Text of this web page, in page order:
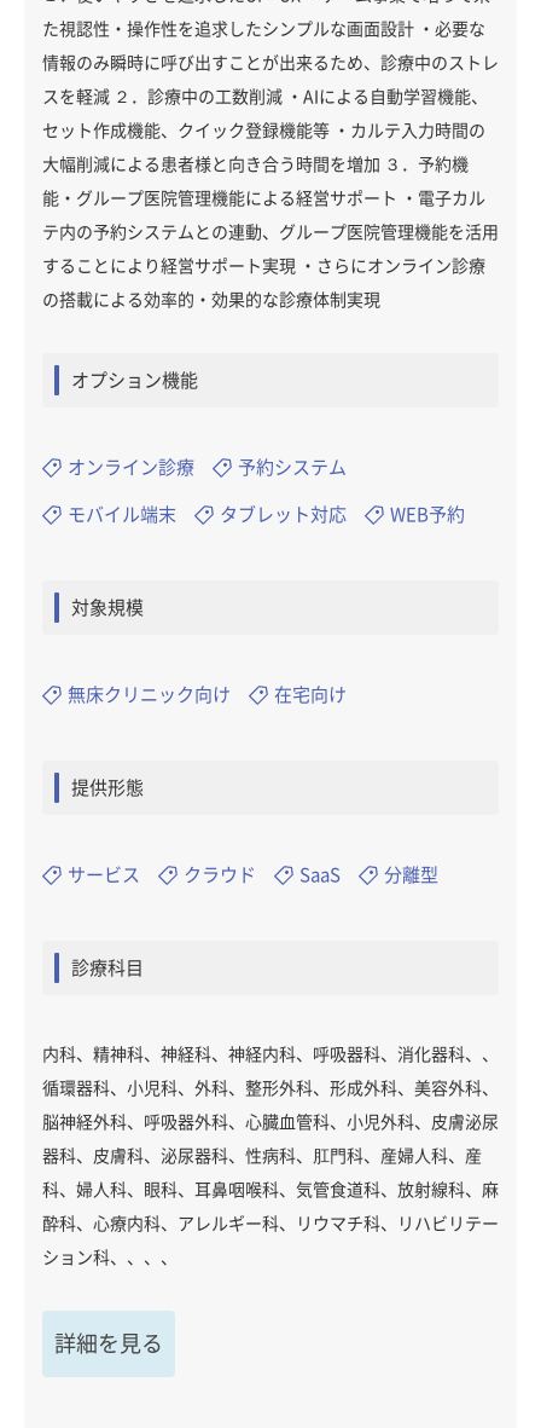
た視認性・操作性を追求したシンプルな画面設計 ・必要な
情報のみ瞬時に呼び出すことが出来るため、診療中のストレ
スを軽減 ２．診療中の工数削減 ・AIによる自動学習機能、
セット作成機能、クイック登録機能等 ・カルテ入力時間の
大幅削減による患者様と向き合う時間を増加 ３．予約機
能・グループ医院管理機能による経営サポート ・電子カル
テ内の予約システムとの連動、グループ医院管理機能を活用
することにより経営サポート実現 ・さらにオンライン診療
の搭載による効率的・効果的な診療体制実現
オプション機能
オンライン診療 予約システム
モバイル端末 タブレット対応 WEB予約
対象規模
無床クリニック向け 在宅向け
提供形態
サービス クラウド SaaS 分離型
診療科目
内科、精神科、神経科、神経内科、呼吸器科、消化器科、、
循環器科、小児科、外科、整形外科、形成外科、美容外科、
脳神経外科、呼吸器外科、心臓血管科、小児外科、皮膚泌尿
器科、皮膚科、泌尿器科、性病科、肛門科、産婦人科、産
科、婦人科、眼科、耳鼻咽喉科、気管食道科、放射線科、麻
酔科、心療内科、アレルギー科、リウマチ科、リハビリテー
ション科、、、、
詳細を見る